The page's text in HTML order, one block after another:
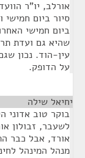
אורלב, יו"ר
סיור ביום
ביום חמישי
שהיא גם ועדת
עין-הוד. נכון
על הדופק.
יחיאל שילה
בוקר טוב אדוני
לשעבר, זבולון
אורד, אבל כבר
מנהל המינהל